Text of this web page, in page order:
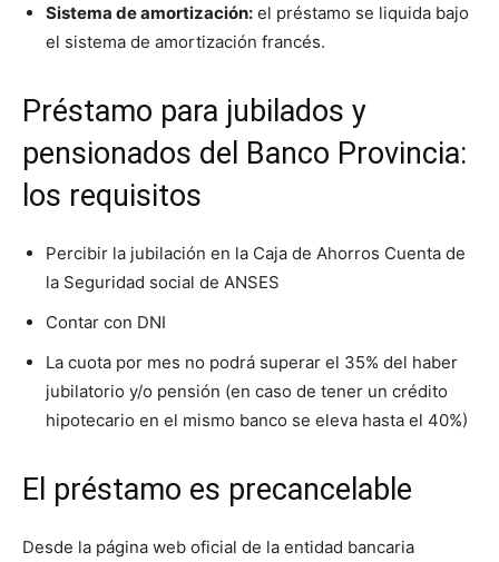
Sistema de amortización: el préstamo se liquida bajo
el sistema de amortización francés.
Préstamo para jubilados y
pensionados del Banco Provincia:
los requisitos
Percibir la jubilación en la Caja de Ahorros Cuenta de
la Seguridad social de ANSES
Contar con DNI
La cuota por mes no podrá superar el 35% del haber
jubilatorio y/o pensión (en caso de tener un crédito
hipotecario en el mismo banco se eleva hasta el 40%)
El préstamo es precancelable
Desde la página web oficial de la entidad bancaria